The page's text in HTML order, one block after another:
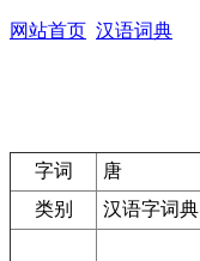
网站首页 汉语词典
字词
唐
类别
汉语字词典